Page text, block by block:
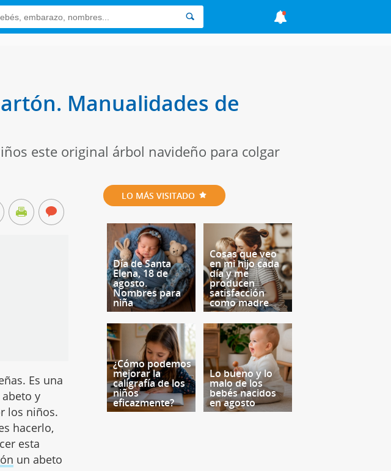
Manualidades de
este original árbol navideño para colgar
Es una
y
los niños.
hacerlo,
esta
un abeto
LO MÁS VISITADO
Día de Santa
Elena, 18 de
agosto.
Nombres para
niña
Cosas que veo
en mi hijo cada
día y me
producen
satisfacción
como madre
¿Cómo podemos
mejorar la
caligrafía de los
niños
eficazmente?
Lo bueno y lo
malo de los
bebés nacidos
en agosto